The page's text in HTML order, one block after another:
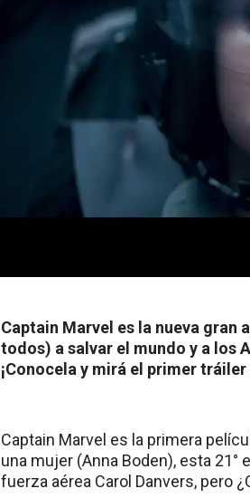
Captain Marvel es la nueva gran
todos) a salvar el mundo y a los
¡Conocela y mirá el primer tráiler
Captain Marvel es la primera
una mujer (Anna Boden), esta 21°
fuerza aérea Carol Danvers, pero